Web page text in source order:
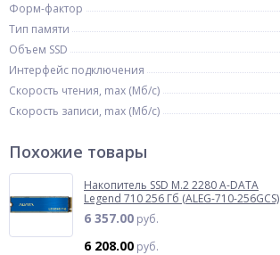
Форм-фактор
Тип памяти
Объем SSD
Интерфейс подключения
Скорость чтения, max (Мб/с)
Скорость записи, max (Мб/с)
Похожие товары
Накопитель SSD M.2 2280 A-DATA
Legend 710 256 Гб (ALEG-710-256GCS)
6 357.00 руб.
6 208.00 руб.